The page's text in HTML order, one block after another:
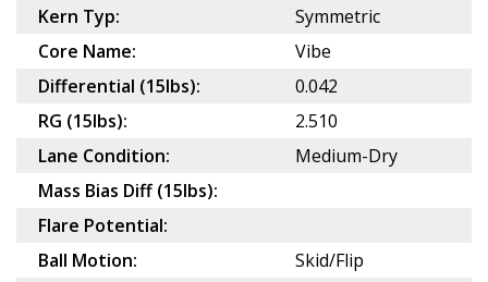
Kern Typ:
Symmetric
Core Name:
Vibe
Differential (15lbs):
0.042
RG (15lbs):
2.510
Lane Condition:
Medium-Dry
Mass Bias Diff (15lbs):
Flare Potential:
Ball Motion:
Skid/Flip